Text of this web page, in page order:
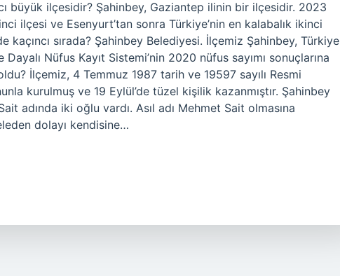
büyük ilçesidir? Şahinbey, Gaziantep ilinin bir ilçesidir. 2023
ilçesi ve Esenyurt’tan sonra Türkiye’nin en kalabalık ikinci
kaçıncı sırada? Şahinbey Belediyesi. İlçemiz Şahinbey, Türkiye
Dayalı Nüfus Kayıt Sistemi’nin 2020 nüfus sayımı sonuçlarına
İlçemiz, 4 Temmuz 1987 tarih ve 19597 sayılı Resmi
kurulmuş ve 19 Eylül’de tüzel kişilik kazanmıştır. Şahinbey
adında iki oğlu vardı. Asıl adı Mehmet Sait olmasına
dolayı kendisine…